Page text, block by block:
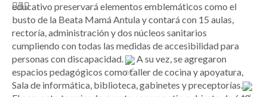
educativo preservará elementos emblemáticos como el
busto de la Beata Mamá Antula y contará con 15 aulas,
rectoría, administración y dos núcleos sanitarios
cumpliendo con todas las medidas de accesibilidad para
personas con discapacidad.
A su vez, se agregaron
espacios pedagógicos como taller de cocina y apoyatura,
Sala de informática, biblioteca, gabinetes y preceptorías.